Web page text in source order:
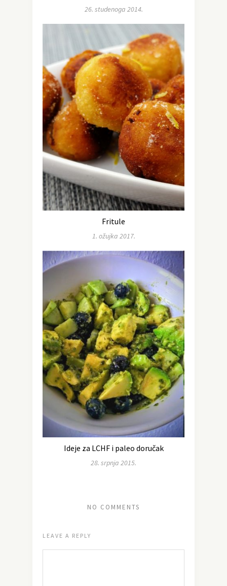
26. studenoga 2014.
Fritule
1. ožujka 2017.
Ideje za LCHF i paleo doručak
28. srpnja 2015.
NO COMMENTS
LEAVE A REPLY